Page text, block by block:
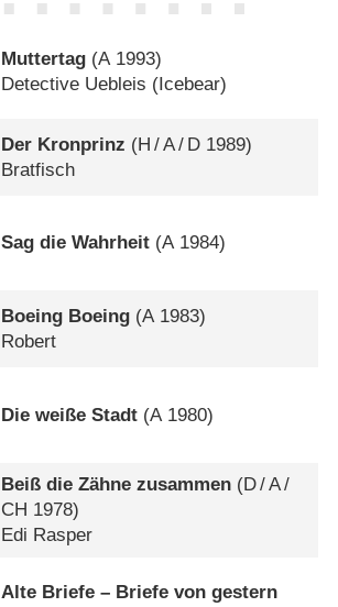
Muttertag (A 1993)
Detective Uebleis (Icebear)
Der Kronprinz (H /A/ D 1989)
Bratfisch
Sag die Wahrheit (A1984)
Boeing Boeing (A1983)
Robert
Die weiße Stadt (A1980)
Beiß die Zähne zusammen (D/A/
CH 1978)
Edi Rasper
Alte Briefe – Briefe von gestern